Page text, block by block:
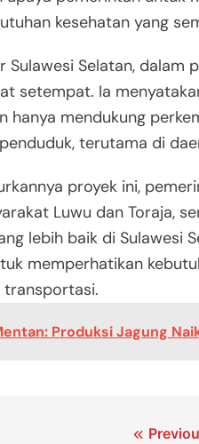
kesehatan yang
Sulawesi Selatan, dalam
setempat. Ia
hanya mendukung
terutama di
proyek ini,
Luwu dan Toraja,
lebih baik di Sulawesi
memperhatikan
transportasi.
Produksi Jagung